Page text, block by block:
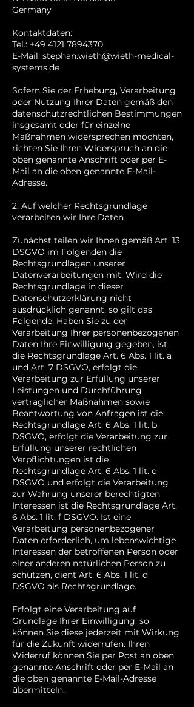
Germany
Kontaktdaten:
Tel.: +49 4121 7894370
E-Mail: stephan.wieth@wieth-medical-
systems.de
Sofern Sie der Erhebung, Verarbeitung
oder Nutzung Ihrer Daten gemäß den
datenschutzrechtlichen Bestimmungen
insgesamt oder für einzelne
Maßnahmen widersprechen möchten,
richten Sie Ihren Widerspruch an die
oben genannte Anschrift oder per E-
Mail an die oben genannte E-Mail-
Adresse.
2. Auf welcher Rechtsgrundlage
verarbeiten wir Ihre Daten
Zunächst teilen wir Ihnen gemäß Art. 13
DSGVO im Folgenden die
Rechtsgrundlagen unserer
Datenverarbeitungen mit. Wird die
Rechtsgrundlage in dieser
Datenschutzerklärung nicht
ausdrücklich genannt, so gilt das
Folgende: Haben Sie zu der
Verarbeitung Ihrer personenbezogenen
Daten Ihre Einwilligung gegeben, ist
die Rechtsgrundlage Art. 6 Abs. 1 lit. a
und Art. 7 DSGVO, erfolgt die
Verarbeitung zur Erfüllung unserer
Leistungen und Durchführung
vertraglicher Maßnahmen sowie
Beantwortung von Anfragen ist die
Rechtsgrundlage Art. 6 Abs. 1 lit. b
DSGVO, erfolgt die Verarbeitung zur
Erfüllung unserer rechtlichen
Verpflichtungen ist die
Rechtsgrundlage Art. 6 Abs. 1 lit. c
DSGVO und erfolgt die Verarbeitung
zur Wahrung unserer berechtigten
Interessen ist die Rechtsgrundlage Art.
6 Abs. 1 lit. f DSGVO. Ist eine
Verarbeitung personenbezogener
Daten erforderlich, um lebenswichtige
Interessen der betroffenen Person oder
einer anderen natürlichen Person zu
schützen, dient Art. 6 Abs. 1 lit. d
DSGVO als Rechtsgrundlage.
Erfolgt eine Verarbeitung auf
Grundlage Ihrer Einwilligung, so
können Sie diese jederzeit mit Wirkung
für die Zukunft widerrufen. Ihren
Widerruf können Sie per Post an oben
genannte Anschrift oder per E-Mail an
die oben genannte E-Mail-Adresse
übermitteln.